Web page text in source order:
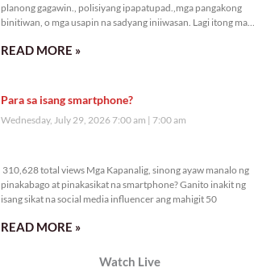
planong gagawin., polisiyang ipapatupad.,mga pangakong
binitiwan, o mga usapin na sadyang iniiwasan. Lagi itong may
READ MORE »
Para sa isang smartphone?
Wednesday, July 29, 2026 7:00 am 7:00 am
310,628 total views Mga Kapanalig, sinong ayaw manalo ng
pinakabago at pinakasikat na smartphone? Ganito inakit ng
isang sikat na social media influencer ang mahigit 50
READ MORE »
Watch Live